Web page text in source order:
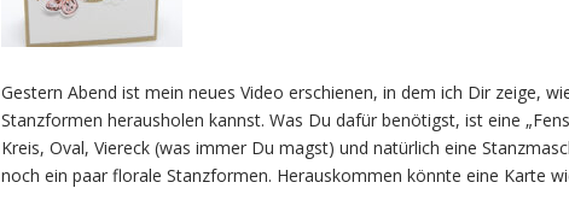
Gestern Abend ist mein neues Video erschienen, in dem ich Dir zeige,
Stanzformen herausholen kannst. Was Du dafür benötigst, ist eine
Kreis, Oval, Viereck (was immer Du magst) und natürlich eine
noch ein paar florale Stanzformen. Herauskommen könnte eine Karte